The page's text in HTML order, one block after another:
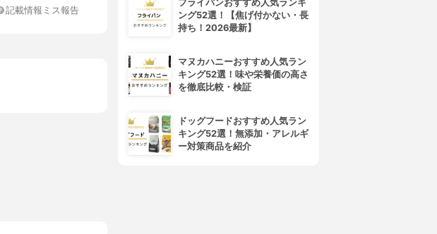
記載情報ミス報告
フライパンおすすめ人気ランキ
ング52選！【焦げ付かない・長
持ち！2026最新】
マヌカハニーおすすめ人気ラン
キング52選！味や栄養価の高さ
を徹底比較・検証
ドッグフードおすすめ人気ラン
キング52選！無添加・アレルギ
ー対策商品を紹介